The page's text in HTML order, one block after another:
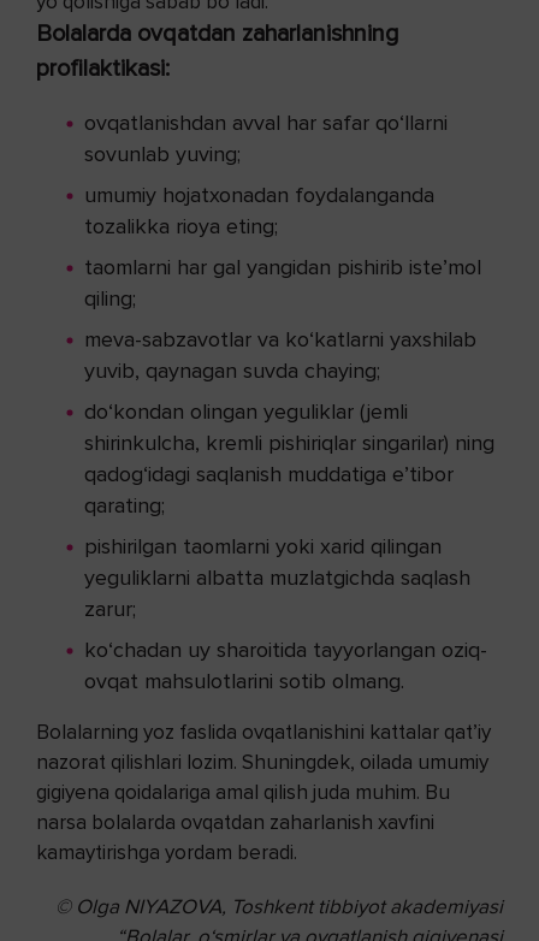
Bolalarda ovqatdan zaharlanishning
profilaktikasi:
ovqatlanishdan avval har safar qo‘llarni
sovunlab yuving;
umumiy hojatxonadan foydalanganda
tozalikka rioya eting;
taomlarni har gal yangidan pishirib iste’mol
qiling;
meva-sabzavotlar va ko‘katlarni yaxshilab
yuvib, qaynagan suvda chaying;
do‘kondan olingan yeguliklar (jemli
shirinkulcha, kremli pishiriqlar singarilar) ning
qadog‘idagi saqlanish muddatiga e’tibor
qarating;
pishirilgan taomlarni yoki xarid qilingan
yeguliklarni albatta muzlatgichda saqlash
zarur;
ko‘chadan uy sharoitida tayyorlangan oziq-
ovqat mahsulotlarini sotib olmang.
Bolalarning yoz faslida ovqatlanishini kattalar qat’iy
nazorat qilishlari lozim. Shuningdek, oilada umumiy
gigiyena qoidalariga amal qilish juda muhim. Bu
narsa bolalarda ovqatdan zaharlanish xavfini
kamaytirishga yordam beradi.
© Olga NIYAZOVA, Toshkent tibbiyot akademiyasi